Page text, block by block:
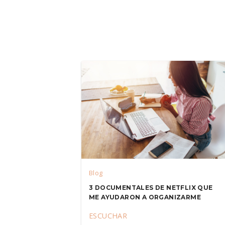
Blog
3 DOCUMENTALES DE NETFLIX QUE
ME AYUDARON A ORGANIZARME
ESCUCHAR